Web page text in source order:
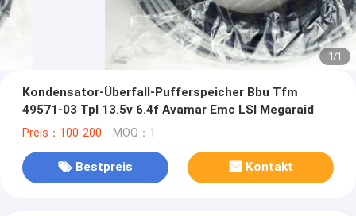
1/1
Kondensator-Überfall-Pufferspeicher Bbu Tfm
49571-03 Tpl 13.5v 6.4f Avamar Emc LSI Megaraid
Preis：100-200 MOQ：1
Bestpreis Kontakt